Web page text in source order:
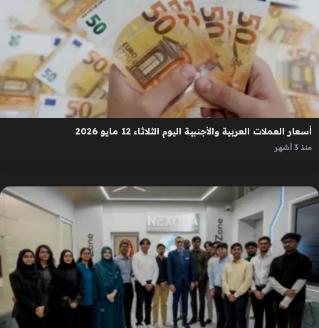
أسعار العملات العربية والأجنبية اليوم الثلاثاء 12 مايو 2026
منذ 3 أشهر